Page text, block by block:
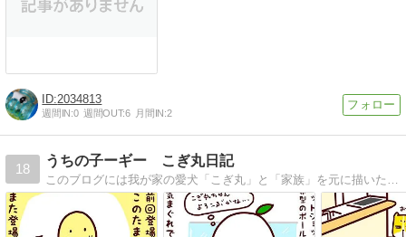
2034813
週間IN:0 週間OUT:6 月間IN:2
18
うちの子ーギー こぎ丸日記
このブログには我が家の愛犬「こぎ丸」と「家族」を元に描いたマンガを載せています。お話はノンフィクションの日常マンガもあれば創作マンガもあります。 こぎ丸一家のお話にお付き合いいただけると嬉しいです♪